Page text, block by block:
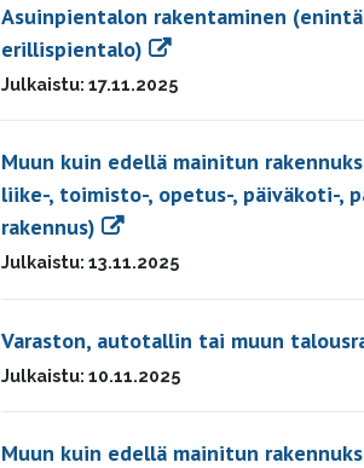
Asuinpientalon rakentaminen
erillispientalo)
Julkaistu: 17.11.2025
Muun kuin edellä mainitun
liike-, toimisto-, opetus-, päiväkoti-,
rakennus)
Julkaistu: 13.11.2025
Varaston, autotallin tai muun
Julkaistu: 10.11.2025
Muun kuin edellä mainitun